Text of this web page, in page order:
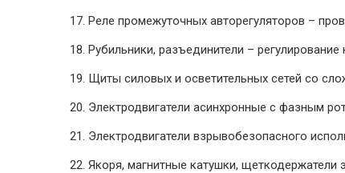
17. Реле промежуточных авторегуляторов –
18. Рубильники, разъединители –
19. Щиты силовых и осветительных сетей со
20. Электродвигатели асинхронные с фазным
21. Электродвигатели взрывобезопасного
22. Якоря, магнитные катушки, щеткодержатели